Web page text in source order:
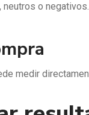
o
medir